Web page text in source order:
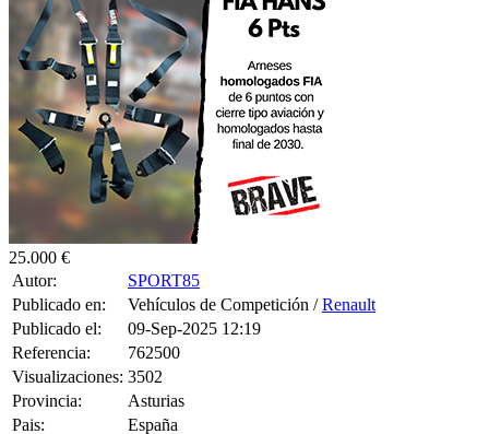
25.000 €
Autor:
Publicado en:
Vehículos de Competición /
Publicado el:
09-Sep-2025 12:19
Referencia:
762500
Visualizaciones:
3502
Provincia:
Asturias
Pais:
España
Teléfono:
620575508